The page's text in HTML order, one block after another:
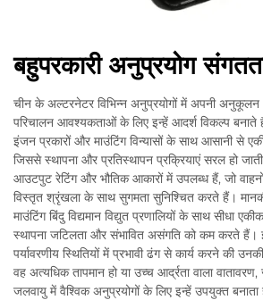
बहुपरकारी अनुप्रयोग
चीन के अल्टरनेटर विभिन्न अनुप्रयोगों में अपनी अनुकूलन
परिचालन आवश्यकताओं के लिए इन्हें आदर्श विकल्प बनाते
इंजन प्रकारों और माउंटिंग विन्यासों के साथ आसानी से
जिससे स्थापना और प्रतिस्थापन प्रक्रियाएं सरल हो
आउटपुट रेटिंग और भौतिक आकारों में उपलब्ध हैं, जो
विस्तृत श्रृंखला के साथ सुगमता सुनिश्चित करते हैं।
माउंटिंग बिंदु विद्यमान विद्युत प्रणालियों के साथ सीधा
स्थापना जटिलता और संभावित असंगति को कम करते हैं।
पर्यावरणीय स्थितियों में प्रभावी ढंग से कार्य करने की
वह अत्यधिक तापमान हो या उच्च आर्द्रता वाला वातावरण,
जलवायु में वैश्विक अनुप्रयोगों के लिए इन्हें उपयुक्त बनाता